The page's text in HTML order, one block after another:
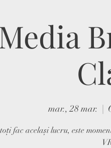
mar., 28 mar.
  |
fac același lucru, este